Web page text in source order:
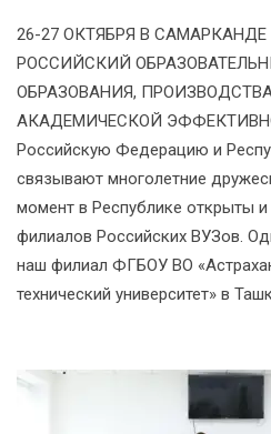
26-27 ОКТЯБРЯ В
РОССИЙСКИЙ
ОБРАЗОВАНИЯ,
АКАДЕМИЧЕСКОЙ
Российскую Федерацию и
связывают многолетние
момент в Республике открыты
филиалов Российских ВУЗов.
наш филиал ФГБОУ ВО
технический университет» в